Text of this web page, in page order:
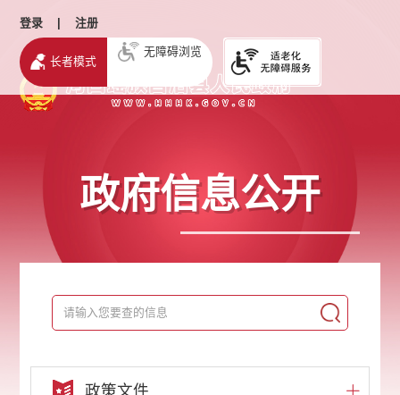
登录 | 注册
长者模式
无障碍浏览
政府信息公开
政策文件